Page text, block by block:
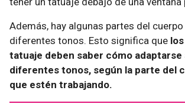
Además, hay algunas partes del
diferentes tonos. Esto significa que
tatuaje deben saber cómo adaptarse
diferentes tonos, según la parte del
que estén trabajando.